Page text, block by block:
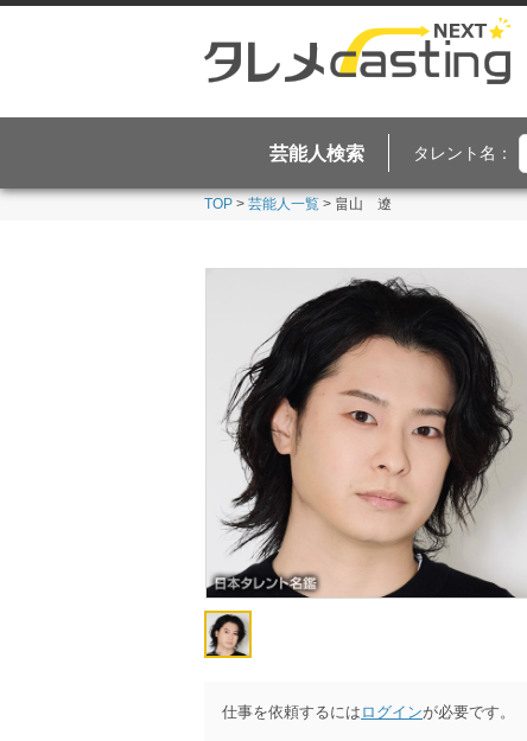
芸能人検索 タレント名：
TOP > 芸能人一覧 > 畠山 遼
仕事を依頼するには ログインが必要です。